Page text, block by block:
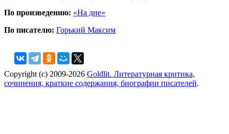
По произведению: «На дне»
По писателю: Горький Максим
Copyright (c) 2009-2026 Goldlit. Литературная критика,
сочинения, краткие содержания, биографии писателей.